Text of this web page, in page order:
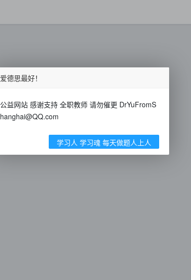
爱德思最好！
公益网站 感谢支持 全职教师 请勿催更 DrYuFromS
hanghai@QQ.com
学习人 学习魂 每天做题人上人